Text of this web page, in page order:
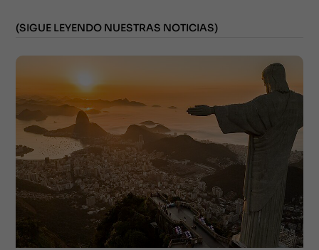
(SIGUE LEYENDO NUESTRAS NOTICIAS)